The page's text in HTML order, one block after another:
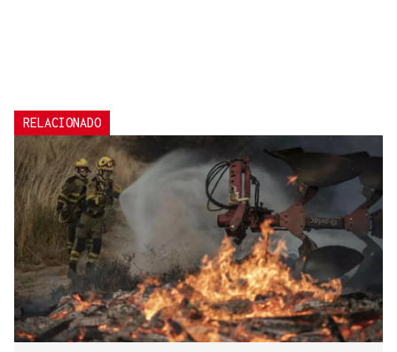
RELACIONADO